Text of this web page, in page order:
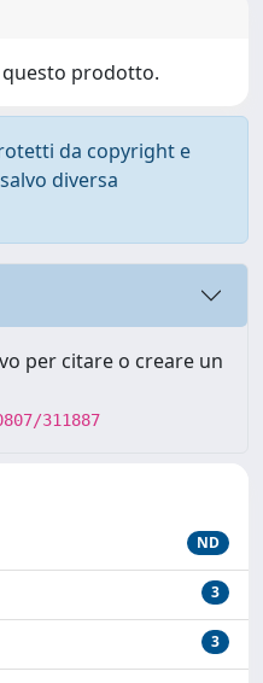
questo prodotto.
da copyright e
diversa
per citare o creare un
311887
ND
3
3